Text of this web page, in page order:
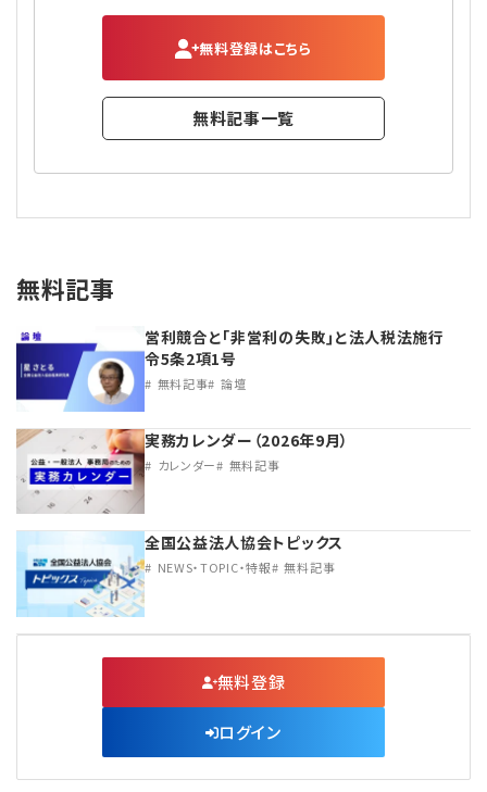
無料登録はこちら
無料記事一覧
無料記事
営利競合と｢非営利の失敗｣と法人税法施行
令5条2項1号
無料記事 論壇
実務カレンダー（2026年9月）
カレンダー 無料記事
全国公益法人協会トピックス
NEWS・TOPIC・特報 無料記事
無料登録
ログイン